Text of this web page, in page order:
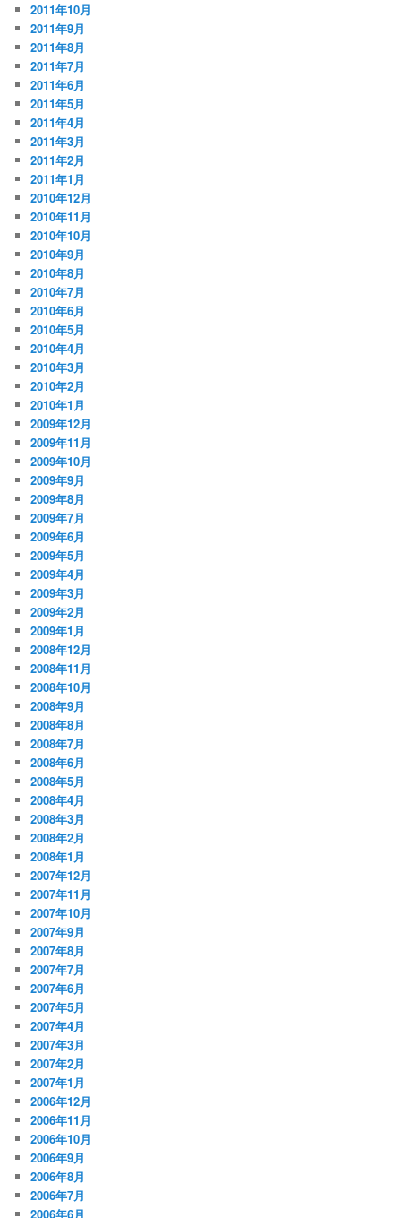
2011年10月
2011年9月
2011年8月
2011年7月
2011年6月
2011年5月
2011年4月
2011年3月
2011年2月
2011年1月
2010年12月
2010年11月
2010年10月
2010年9月
2010年8月
2010年7月
2010年6月
2010年5月
2010年4月
2010年3月
2010年2月
2010年1月
2009年12月
2009年11月
2009年10月
2009年9月
2009年8月
2009年7月
2009年6月
2009年5月
2009年4月
2009年3月
2009年2月
2009年1月
2008年12月
2008年11月
2008年10月
2008年9月
2008年8月
2008年7月
2008年6月
2008年5月
2008年4月
2008年3月
2008年2月
2008年1月
2007年12月
2007年11月
2007年10月
2007年9月
2007年8月
2007年7月
2007年6月
2007年5月
2007年4月
2007年3月
2007年2月
2007年1月
2006年12月
2006年11月
2006年10月
2006年9月
2006年8月
2006年7月
2006年6月